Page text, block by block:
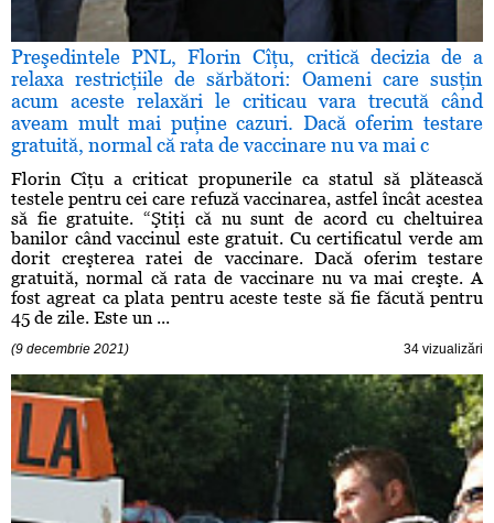
Preşedintele PNL, Florin Cîţu, critică decizia de a
relaxa restricţiile de sărbători: Oameni care susţin
acum aceste relaxări le criticau vara trecută când
aveam mult mai puţine cazuri. Dacă oferim testare
gratuită, normal că rata de vaccinare nu va mai c
Florin Cîţu a criticat propunerile ca statul să plătească
testele pentru cei care refuză vaccinarea, astfel încât acestea
să fie gratuite. “Ştiţi că nu sunt de acord cu cheltuirea
banilor când vaccinul este gratuit. Cu certificatul verde am
dorit creşterea ratei de vaccinare. Dacă oferim testare
gratuită, normal că rata de vaccinare nu va mai creşte. A
fost agreat ca plata pentru aceste teste să fie făcută pentru
45 de zile. Este un ...
(9 decembrie 2021) 34 vizualizări